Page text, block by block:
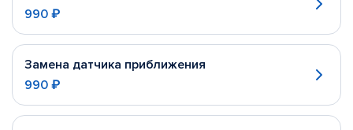
990 ₽
Замена датчика приближения
990 ₽